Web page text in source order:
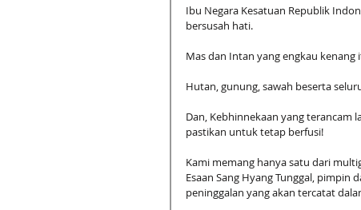
Ibu Negara Kesatuan Republik
bersusah hati.
Mas dan Intan yang engkau
Hutan, gunung, sawah beserta
Dan, Kebhinnekaan yang terancam
pastikan untuk tetap berfusi!
Kami memang hanya satu dari
Esaan Sang Hyang Tunggal,
peninggalan yang akan tercatat